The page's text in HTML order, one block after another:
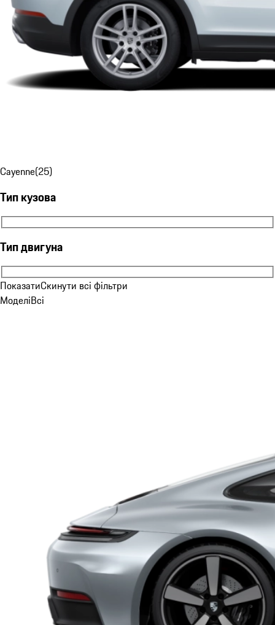
Cayenne(25)
Тип кузова
Тип кузова
Тип двигуна
Тип двигуна
ПоказатиСкинути всі фільтри
МоделіВсі